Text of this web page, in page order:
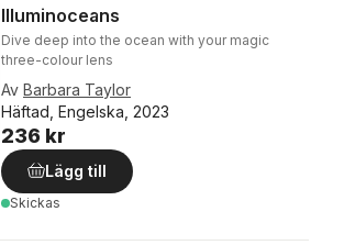
Illuminoceans
Dive deep into the ocean with your magic
three-colour lens
Av Barbara Taylor
Häftad, Engelska, 2023
236 kr
Lägg till
Skickas